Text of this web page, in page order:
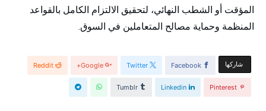
المؤقت أو الشطب النهائي، لتحقيق الالتزام الكامل بالقواعد
المنظمة وحماية مصالح المتعاملين في السوق.
‫‫ شاركها‬ Facebook
Twitter
Google+
Reddit
Pinterest
Linkedin
Tumblr